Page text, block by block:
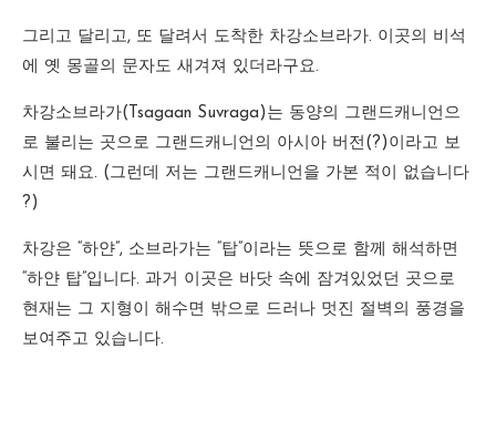
그리고 달리고, 또 달려서 도착한 차강소브라가. 이곳의 비석
에 옛 몽골의 문자도 새겨져 있더라구요.
차강소브라가(Tsagaan Suvraga)는 동양의 그랜드캐니언으
로 불리는 곳으로 그랜드캐니언의 아시아 버전(?)이라고 보
시면 돼요. (그런데 저는 그랜드캐니언을 가본 적이 없습니다
?)
차강은 “하얀”, 소브라가는 “탑”이라는 뜻으로 함께 해석하면
“하얀 탑”입니다. 과거 이곳은 바닷 속에 잠겨있었던 곳으로
현재는 그 지형이 해수면 밖으로 드러나 멋진 절벽의 풍경을
보여주고 있습니다.